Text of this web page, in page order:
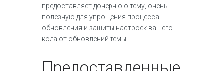
предоставляет дочернюю тему, очень
полезную для упрощения процесса
обновления и защиты настроек вашего
кода от обновлений темы.